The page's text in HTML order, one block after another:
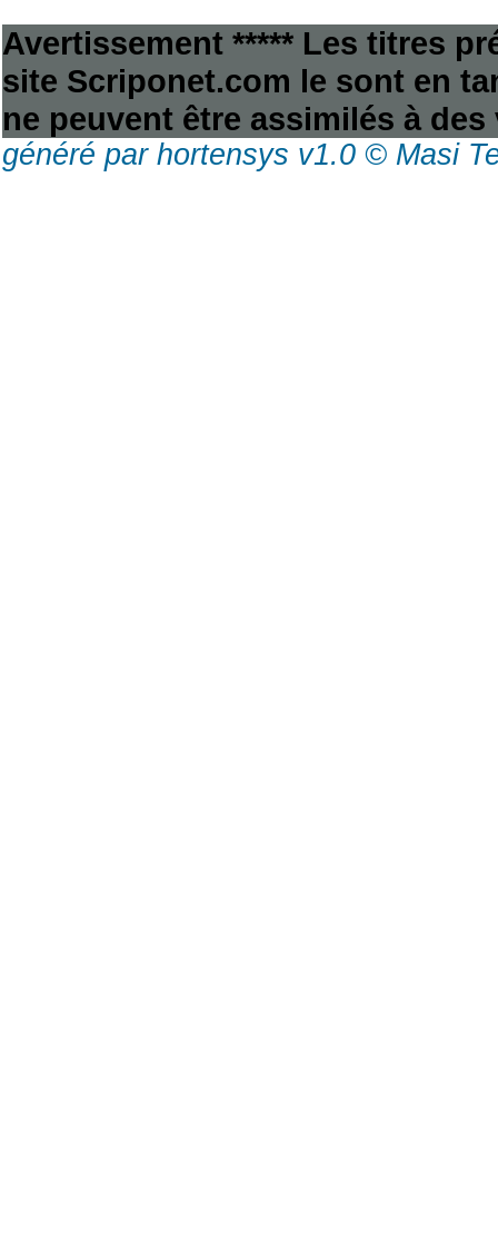
Avertissement ***** Les titres
site Scriponet.com le sont en
ne peuvent être assimilés à
généré par hortensys v1.0 © Masi